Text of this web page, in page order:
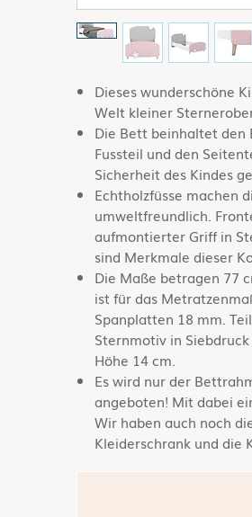
Dieses wunderschöne
Welt kleiner
Die Bett beinhaltet den
Fussteil und den
Sicherheit des Kindes
Echtholzfüsse machen
umweltfreundlich.
aufmontierter Griff in
sind Merkmale dieser
Die Maße betragen 77
ist für das
Spanplatten 18 mm.
Sternmotiv in
Höhe 14 cm.
Es wird nur der
angeboten! Mit dabei
Wir haben auch noch
Kleiderschrank und die